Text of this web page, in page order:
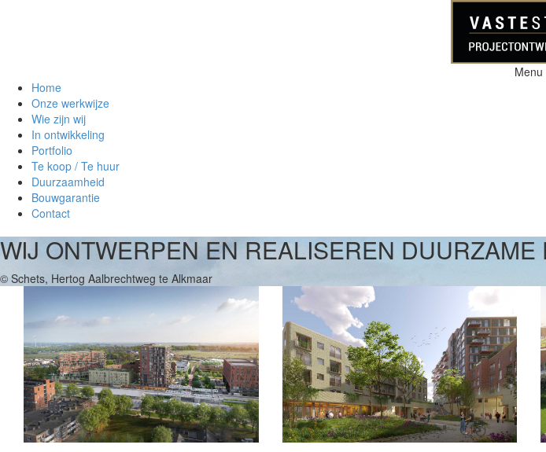
Menu
Home
Onze werkwijze
Wie zijn wij
In ontwikkeling
Portfolio
Te koop / Te huur
Duurzaamheid
Bouwgarantie
Contact
WIJ ONTWERPEN EN REALISEREN
© Schets, Hertog Aalbrechtweg te Alkmaar